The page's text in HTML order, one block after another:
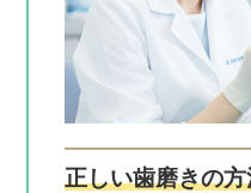
正しい歯磨きの